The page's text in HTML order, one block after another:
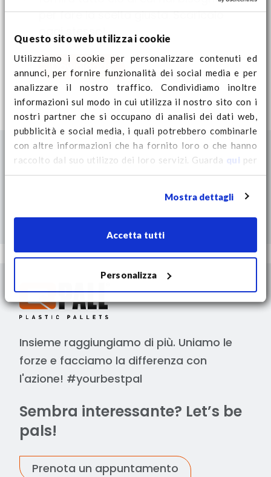
Questo sito web utilizza i cookie
Utilizziamo i cookie per personalizzare contenuti ed
annunci, per fornire funzionalità dei social media e per
analizzare il nostro traffico. Condividiamo inoltre
informazioni sul modo in cui utilizza il nostro sito con i
nostri partner che si occupano di analisi dei dati web,
pubblicità e social media, i quali potrebbero combinarle
con altre informazioni che ha fornito loro o che hanno
raccolto dal suo utilizzo dei loro servizi. Guarda qui per
ulteriori informazioni sui cookie e per modificare il tuo
Mostra dettagli
Accetta tutti
Personalizza
per fare la scelta giusta. Scaricalo
oggi stesso!
Downloads
Insieme raggiungiamo di più. Uniamo le
forze e facciamo la differenza con
l'azione! #yourbestpal
Sembra interessante? Let’s be
pals!
Prenota un appuntamento